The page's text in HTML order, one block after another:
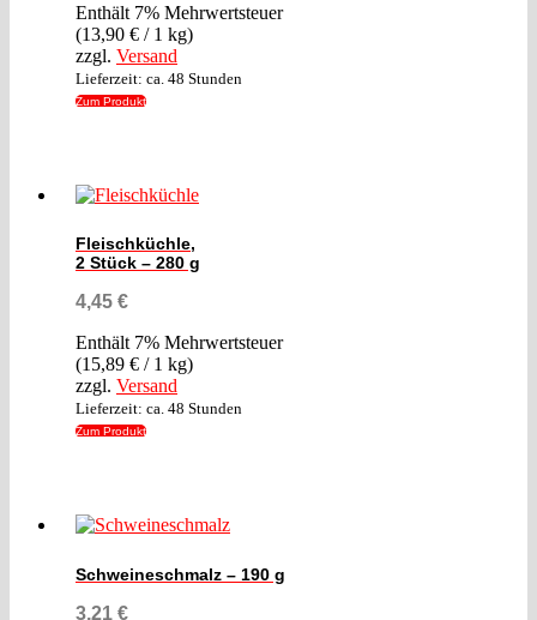
Enthält 7% Mehrwertsteuer
(13,90 € / 1 kg)
zzgl. Versand
Lieferzeit: ca. 48 Stunden
Zum Produkt
Fleischküchle,
2 Stück – 280 g
4,45 €
Enthält 7% Mehrwertsteuer
(15,89 € / 1 kg)
zzgl. Versand
Lieferzeit: ca. 48 Stunden
Zum Produkt
Schweineschmalz – 190 g
3,21 €